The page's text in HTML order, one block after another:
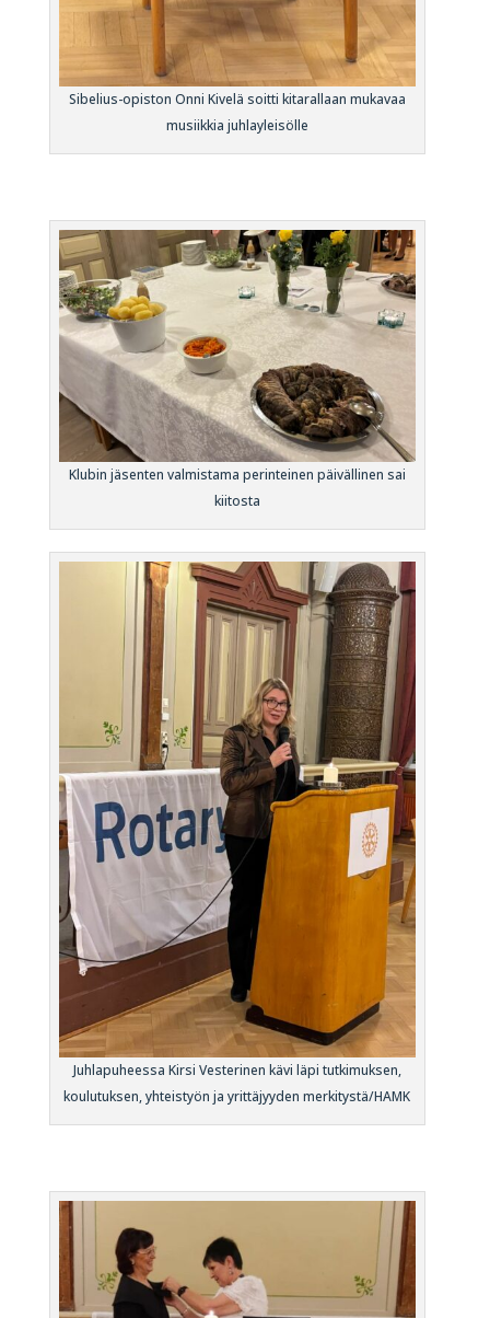
Sibelius-opiston Onni Kivelä soitti kitarallaan mukavaa
musiikkia juhlayleisölle
Klubin jäsenten valmistama perinteinen päivällinen sai
kiitosta
Juhlapuheessa Kirsi Vesterinen kävi läpi tutkimuksen,
koulutuksen, yhteistyön ja yrittäjyyden merkitystä/HAMK